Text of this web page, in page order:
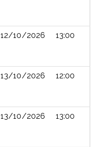
12/10/2026 13:00
13/10/2026 12:00
13/10/2026 13:00